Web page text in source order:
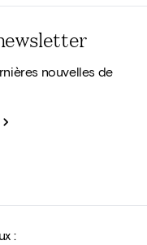
nouvelles de
: